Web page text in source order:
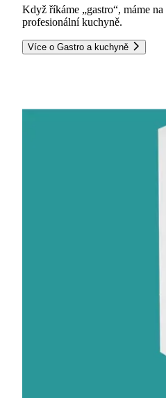
Když říkáme „gastro“, máme
profesionální kuchyně.
Více o Gastro a kuchyně